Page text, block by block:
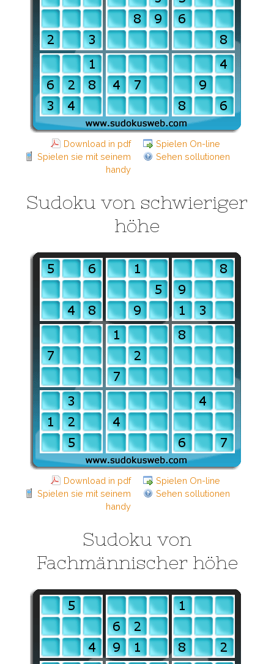
Download in pdf
Spielen On-line
Spielen sie mit seinem
handy
Sehen sollutionen
Sudoku von schwieriger
höhe
Download in pdf
Spielen On-line
Spielen sie mit seinem
handy
Sehen sollutionen
Sudoku von
Fachmännischer höhe